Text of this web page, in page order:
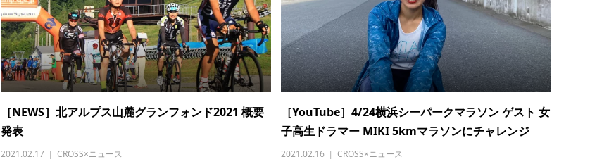
［NEWS］北アルプス山麓グランフォンド2021 概要
発表
2021.02.17 CROSS×ニュース
［YouTube］4/24横浜シーパークマラソン ゲスト 女
子高生ドラマー MIKI 5kmマラソンにチャレンジ
2021.02.16 CROSS×ニュース